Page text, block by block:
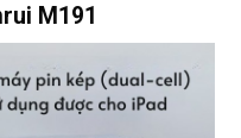
M191